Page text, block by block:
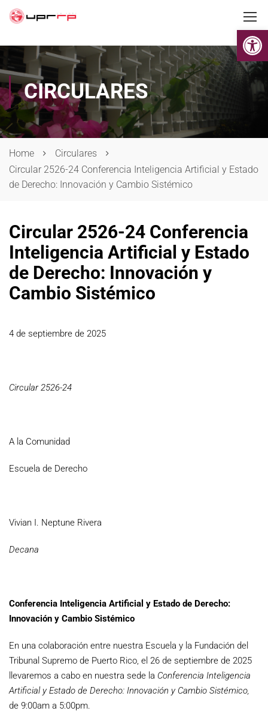
CIRCULARES
Home
Circulares
Circular 2526-24 Conferencia Inteligencia Artificial y Estado
de Derecho: Innovación y Cambio Sistémico
Circular 2526-24 Conferencia
Inteligencia Artificial y Estado
de Derecho: Innovación y
Cambio Sistémico
4 de septiembre de 2025
Circular 2526-24
A la Comunidad
Escuela de Derecho
Vivian I. Neptune Rivera
Decana
Conferencia Inteligencia Artificial y Estado de Derecho:
Innovación y Cambio Sistémico
En una colaboración entre nuestra Escuela y la Fundación del
Tribunal Supremo de Puerto Rico, el 26 de septiembre de 2025
llevaremos a cabo en nuestra sede la Conferencia Inteligencia
Artificial y Estado de Derecho: Innovación y Cambio Sistémico,
de 9:00am a 5:00pm.